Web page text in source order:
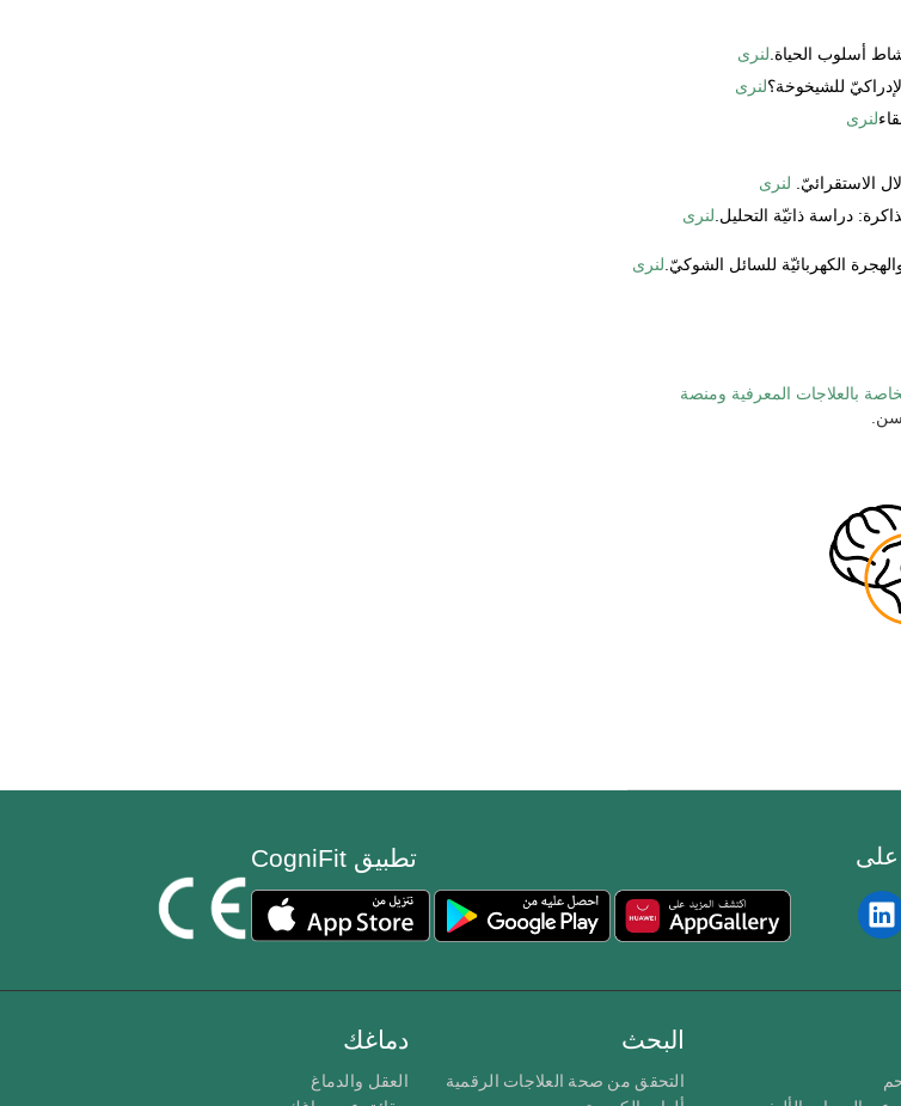
أسلوب الحياة. لنرى
للشيخوخة؟لنرى
لنرى
الاستقرائيّ. لنرى
دراسة ذاتيّة التحليل. لنرى
الكهربائيّة للسائل الشوكيّ. لنرى
بالعلاجات المعرفية ومنصة
تطبيق CogniFit على
دماغك
العقل والدماغ
البحث
التحقق من صحة العلاجات الرقمية